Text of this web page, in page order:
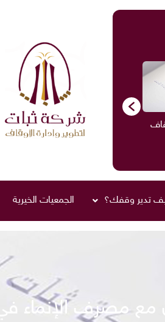
الاستشارات ادارة الأوقاف
تدير وقفك؟ الجمعيات الخيرية
مع مصرف الإنماء